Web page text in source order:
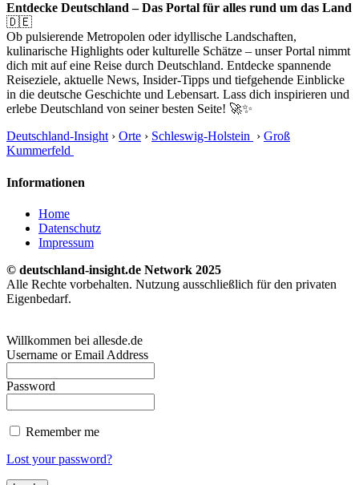
Entdecke Deutschland – Das Portal für alles rund um das Land
🇩🇪
Ob pulsierende Metropolen oder idyllische Landschaften,
kulinarische Highlights oder kulturelle Schätze – unser Portal nimmt
dich mit auf eine Reise durch Deutschland. Entdecke spannende
Reiseziele, aktuelle News, Insider-Tipps und tiefgehende Einblicke
in die deutsche Geschichte und Lebensart. Lass dich inspirieren und
erlebe Deutschland von seiner besten Seite! 🚀✨
Deutschland-Insight › Orte › Schleswig-Holstein › Groß
Kummerfeld
Informationen
Home
Datenschutz
Impressum
© deutschland-insight.de Network 2025
Alle Rechte vorbehalten. Nutzung ausschließlich für den privaten
Eigenbedarf.
Willkommen bei allesde.de
Username or Email Address
Password
Remember me
Lost your password?